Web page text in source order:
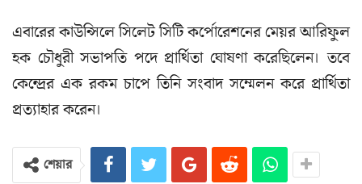
এবারের কাউন্সিলে সিলেট সিটি কর্পোরেশনের মেয়র আরিফুল
হক চৌধুরী সভাপতি পদে প্রার্থিতা ঘোষণা করেছিলেন। তবে
কেন্দ্রের এক রকম চাপে তিনি সংবাদ সম্মেলন করে প্রার্থিতা
প্রত্যাহার করেন।
শেয়ার